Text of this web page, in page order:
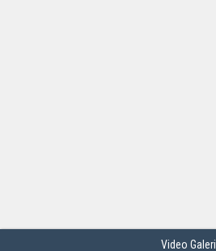
Video Galeri